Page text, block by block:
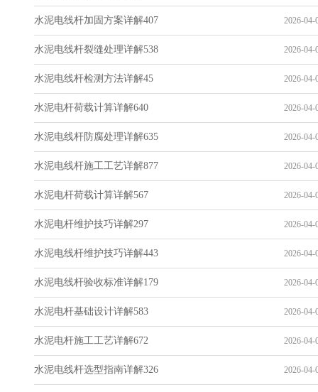
水泥电线杆加固方案详解407 2026-04-
水泥电线杆裂缝处理详解538 2026-04-
水泥电线杆检测方法详解45 2026-04-
水泥电杆荷载计算详解640 2026-04-
水泥电线杆防腐处理详解635 2026-04-
水泥电线杆施工工艺详解877 2026-04-
水泥电杆荷载计算详解567 2026-04-
水泥电杆维护技巧详解297 2026-04-
水泥电线杆维护技巧详解443 2026-04-
水泥电线杆验收标准详解179 2026-04-
水泥电杆基础设计详解583 2026-04-
水泥电杆施工工艺详解672 2026-04-
水泥电线杆选型指南详解326 2026-04-